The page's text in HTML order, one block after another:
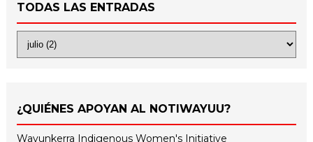
TODAS LAS ENTRADAS
¿QUIÉNES APOYAN AL NOTIWAYUU?
Wayunkerra Indigenous Women's Initiative